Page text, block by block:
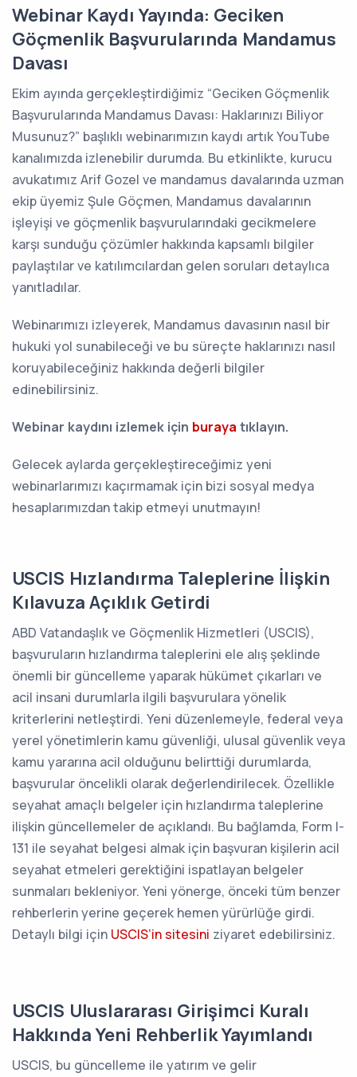
Webinar Kaydı Yayında: Geciken
Göçmenlik Başvurularında Mandamus
Davası
Ekim ayında gerçekleştirdiğimiz “Geciken Göçmenlik
Başvurularında Mandamus Davası: Haklarınızı Biliyor
Musunuz?” başlıklı webinarımızın kaydı artık YouTube
kanalımızda izlenebilir durumda. Bu etkinlikte, kurucu
avukatımız Arif Gozel ve mandamus davalarında uzman
ekip üyemiz Şule Göçmen, Mandamus davalarının
işleyişi ve göçmenlik başvurularındaki gecikmelere
karşı sunduğu çözümler hakkında kapsamlı bilgiler
paylaştılar ve katılımcılardan gelen soruları detaylıca
yanıtladılar.
Webinarımızı izleyerek, Mandamus davasının nasıl bir
hukuki yol sunabileceği ve bu süreçte haklarınızı nasıl
koruyabileceğiniz hakkında değerli bilgiler
edinebilirsiniz.
Webinar kaydını izlemek için buraya tıklayın.
Gelecek aylarda gerçekleştireceğimiz yeni
webinarlarımızı kaçırmamak için bizi sosyal medya
hesaplarımızdan takip etmeyi unutmayın!
USCIS Hızlandırma Taleplerine İlişkin
Kılavuza Açıklık Getirdi
ABD Vatandaşlık ve Göçmenlik Hizmetleri (USCIS),
başvuruların hızlandırma taleplerini ele alış şeklinde
önemli bir güncelleme yaparak hükümet çıkarları ve
acil insani durumlarla ilgili başvurulara yönelik
kriterlerini netleştirdi. Yeni düzenlemeyle, federal veya
yerel yönetimlerin kamu güvenliği, ulusal güvenlik veya
kamu yararına acil olduğunu belirttiği durumlarda,
başvurular öncelikli olarak değerlendirilecek. Özellikle
seyahat amaçlı belgeler için hızlandırma taleplerine
ilişkin güncellemeler de açıklandı. Bu bağlamda, Form I-
131 ile seyahat belgesi almak için başvuran kişilerin acil
seyahat etmeleri gerektiğini ispatlayan belgeler
sunmaları bekleniyor. Yeni yönerge, önceki tüm benzer
rehberlerin yerine geçerek hemen yürürlüğe girdi.
Detaylı bilgi için USCIS’in sitesini ziyaret edebilirsiniz.
USCIS Uluslararası Girişimci Kuralı
Hakkında Yeni Rehberlik Yayımlandı
USCIS, bu güncelleme ile yatırım ve gelir